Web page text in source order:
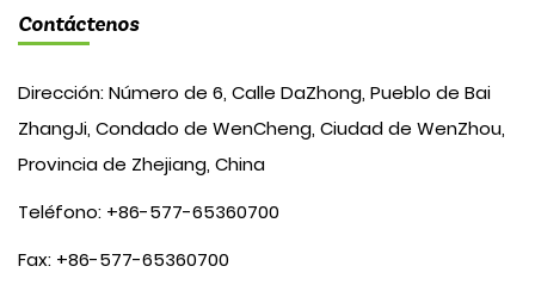
Contáctenos
Dirección: Número de 6, Calle DaZhong, Pueblo de Bai
ZhangJi, Condado de WenCheng, Ciudad de WenZhou,
Provincia de Zhejiang, China
Teléfono: +86-577-65360700
Fax: +86-577-65360700